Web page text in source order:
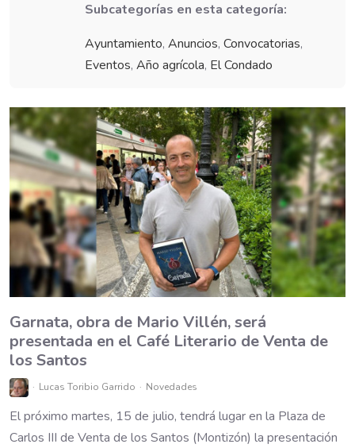
Subcategorías en esta categoría:
Ayuntamiento, Anuncios, Convocatorias,
Eventos, Año agrícola, El Condado
Garnata, obra de Mario Villén, será
presentada en el Café Literario de Venta de
los Santos
Lucas Toribio Garrido Novedades
El próximo martes, 15 de julio, tendrá lugar en la Plaza de
Carlos III de Venta de los Santos (Montizón) la presentación